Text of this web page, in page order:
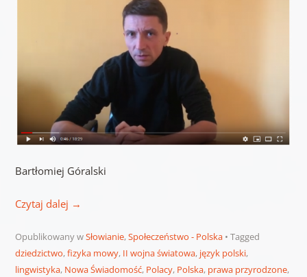
Bartłomiej Góralski
Czytaj dalej →
Opublikowany wSłowianie,Społeczeństwo - Polska
Tagged
dziedzictwo,fizyka mowy, II wojna światowa, język polski,
lingwistyka, Nowa Świadomość, Polacy, Polska, prawa przyrodzone,